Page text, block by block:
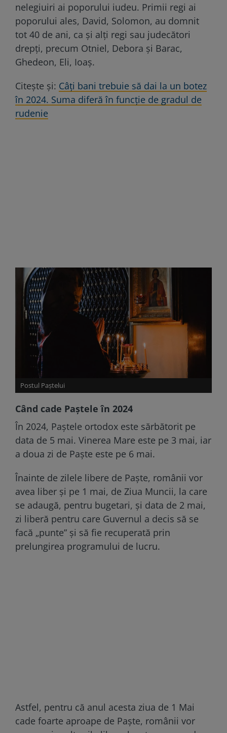
nelegiuiri ai poporului iudeu. Primii regi ai
poporului ales, David, Solomon, au domnit
tot 40 de ani, ca şi alţi regi sau judecători
drepţi, precum Otniel, Debora şi Barac,
Ghedeon, Eli, Ioaş.
Citește și: Câți bani trebuie să dai la un botez
în 2024. Suma diferă în funcție de gradul de
rudenie
Postul Paştelui
Când cade Paştele în 2024
În 2024, Paștele ortodox este sărbătorit pe
data de 5 mai. Vinerea Mare este pe 3 mai, iar
a doua zi de Paște este pe 6 mai.
Înainte de zilele libere de Paște, românii vor
avea liber și pe 1 mai, de Ziua Muncii, la care
se adaugă, pentru bugetari, și data de 2 mai,
zi liberă pentru care Guvernul a decis să se
facă „punte” şi să fie recuperată prin
prelungirea programului de lucru.
Astfel, pentru că anul acesta ziua de 1 Mai
cade foarte aproape de Paște, românii vor